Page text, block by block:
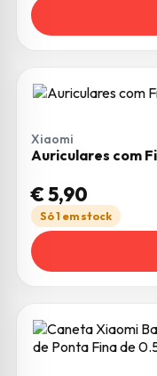
Xiaomi
Auriculares com
€5,90
Só 1 em stock